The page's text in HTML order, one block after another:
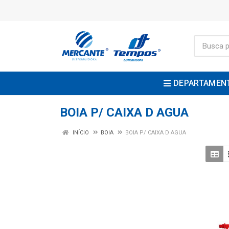
BOIA P/ CAIXA D AGUA
INÍCIO BOIA BOIA P/ CAIXA D AGUA